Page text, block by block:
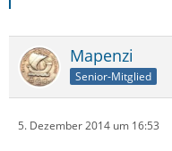
Mapenzi
Senior-Mitglied
5. Dezember 2014 um 16:53